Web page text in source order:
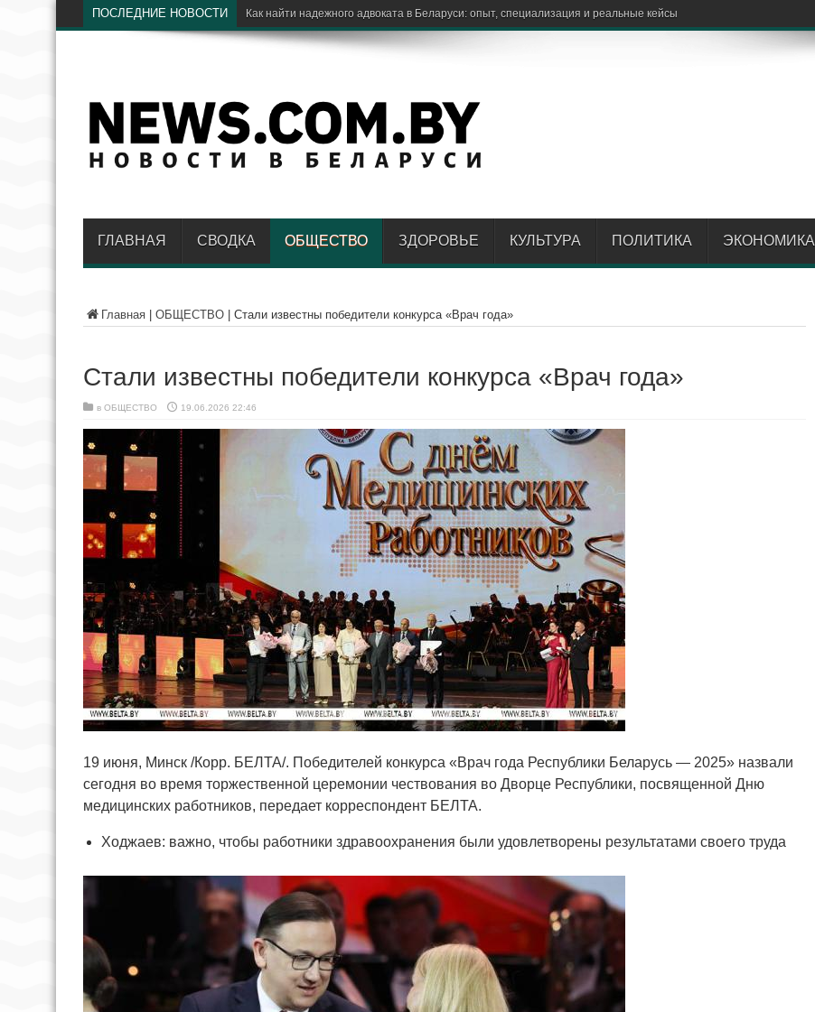
ПОСЛЕДНИЕ НОВОСТИ Электрический транспорт: как электробусы меняют об
ГЛАВНАЯ СВОДКА ОБЩЕСТВО ЗДОРОВЬЕ КУЛЬТУРА ПОЛИТИКА ЭКОНОМИКА
Главная ОБЩЕСТВО Стали известны победители конкурса «Врач года»
Стали известны победители конкурса «Врач года»
в ОБЩЕСТВО 19.06.2026 22:46
19 июня, Минск /Корр. БЕЛТА/. Победителей конкурса «Врач года Республики Беларусь — 2025» назвали
сегодня во время торжественной церемонии чествования во Дворце Республики, посвященной Дню
медицинских работников, передает корреспондент БЕЛТА.
Ходжаев: важно, чтобы работники здравоохранения были удовлетворены результатами своего труда